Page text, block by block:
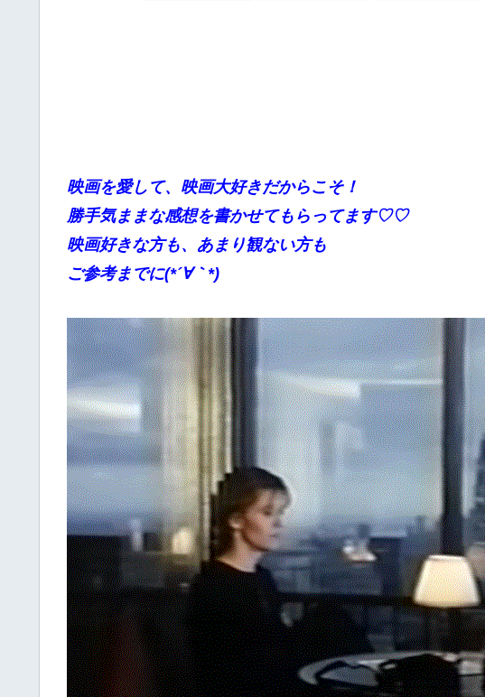
映画を愛して、映画大好きだからこそ！
勝手気ままな感想を書かせてもらってます♡♡
映画好きな方も、あまり観ない方も
ご参考までに(*´∀｀*)